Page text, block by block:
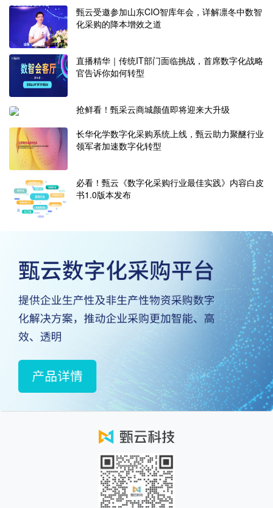
甄云受邀参加山东CIO智库年会，详解凛冬中数智
化采购的降本增效之道
直播精华｜传统IT部门面临挑战，首席数字化战略
官告诉你如何转型
抢鲜看！甄采云商城颜值即将迎来大升级
长华化学数字化采购系统上线，甄云助力聚醚行业
领军者加速数字化转型
必看！甄云《数字化采购行业最佳实践》内容白皮
书1.0版本发布